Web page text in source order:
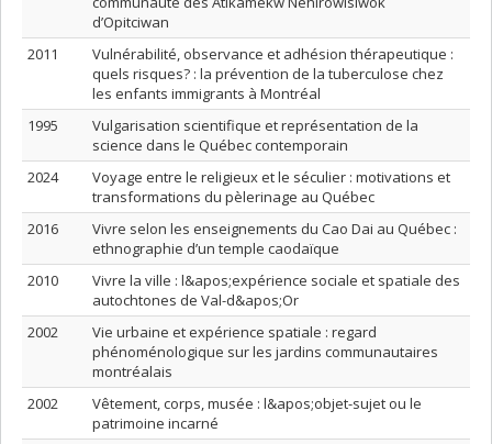
d’Opitciwan
2011
Vulnérabilité, observance et adhésion thérapeutique :
quels risques? : la prévention de la tuberculose chez
les enfants immigrants à Montréal
1995
Vulgarisation scientifique et représentation de la
science dans le Québec contemporain
2024
Voyage entre le religieux et le séculier : motivations et
transformations du pèlerinage au Québec
2016
Vivre selon les enseignements du Cao Dai au Québec :
ethnographie d’un temple caodaïque
2010
Vivre la ville : l&apos;expérience sociale et spatiale des
autochtones de Val-d&apos;Or
2002
Vie urbaine et expérience spatiale : regard
phénoménologique sur les jardins communautaires
montréalais
2002
Vêtement, corps, musée : l&apos;objet-sujet ou le
patrimoine incarné